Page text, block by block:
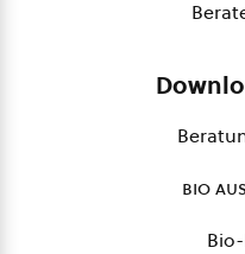
bio